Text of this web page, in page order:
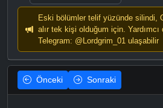
Eski bölümler telif yüzünde silindi,
alır tek kişi olduğum için.
Telegram: @Lordgrim_01 ulaşabilir
Önceki Sonraki